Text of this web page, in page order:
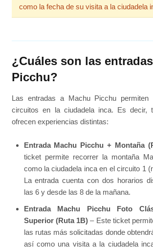
como la fecha de su visita a la ciudadela
¿Cuáles son las
Picchu?
Las entradas a Machu Picchu permiten
circuitos en la ciudadela inca. Es decir,
ofrecen experiencias distintas:
Entrada Machu Picchu + Montaña
ticket permite recorrer la montaña
como la ciudadela inca en el circuito 1
La entrada cuenta con dos horarios
las 6 y desde las 8 de la mañana.
Entrada Machu Picchu Foto
Superior (Ruta 1B) – Este ticket
las rutas más solicitadas donde
así como una visita a la ciudadela